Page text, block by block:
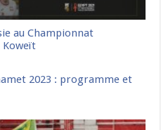
au Championnat
Koweït
2023 : programme et